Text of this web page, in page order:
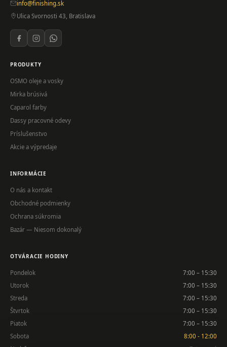
info@finishing.sk
Ulica Svornosti 43, Bratislava
PRODUKTY
OSMO oleje a vosky
Mirka brúsivá
Caparol farby
Dassy pracovné odevy
Príslušenstvo
Akcie a výpredaje
INFORMÁCIE
O nás a kontakt
Obchodné podmienky
Ochrana súkromia
Bazár — Niesom dokonalý
OTVÁRACIE HODINY
Pondelok
7:00 – 15:30
Utorok
7:00 – 15:30
Streda
7:00 – 15:30
Štvrtok
7:00 – 15:30
Piatok
7:00 – 15:30
Sobota
8:00 - 12:00